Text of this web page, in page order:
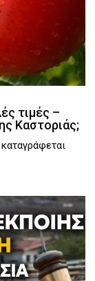
τιμές –
Καστοριάς;